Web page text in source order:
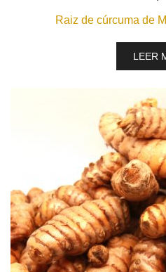
Raiz de cúrcuma de
LEER